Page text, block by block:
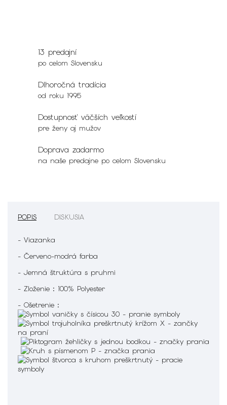
13 predajní
po celom Slovensku
Dlhoročná tradícia
od roku 1995
Dostupnosť väčších veľkostí
pre ženy aj mužov
Doprava zadarmo
na naše predajne po celom Slovensku
POPIS DISKUSIA
- Viazanka
- Červeno-modrá farba
- Jemná štruktúra s pruhmi
- Zloženie : 100% Polyester
- Ošetrenie :